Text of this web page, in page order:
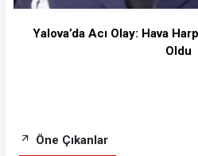
Yalova’da Acı Olay: Hava
Oldu
Öne Çıkanlar